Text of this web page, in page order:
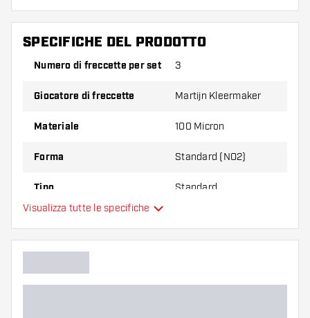
Assicuratevi di avere a portata di mano un gran
numero di alette e di astine. Questi possono
Provate una forma, un materiale o uno
variante vi si addice di più!
SPECIFICHE DEL PRODOTTO
Numero di freccette per set 3
Giocatore di freccette Martijn Kleermaker
Materiale 100 Micron
Forma Standard (NO2)
Tipo Standard
Colore principale
Visualizza tutte le specifiche